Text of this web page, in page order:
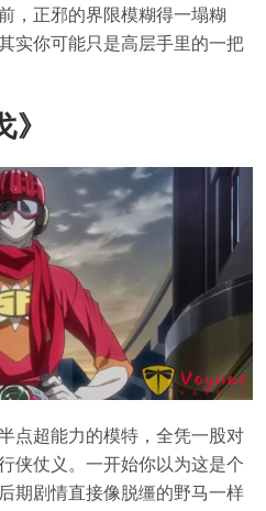
，正邪的界限模糊得一塌糊
实你可能只是高层手里的一把
点超能力的模特，全凭一股对
侠仗义。一开始你以为这是个
期剧情直接像脱缰的野马一样